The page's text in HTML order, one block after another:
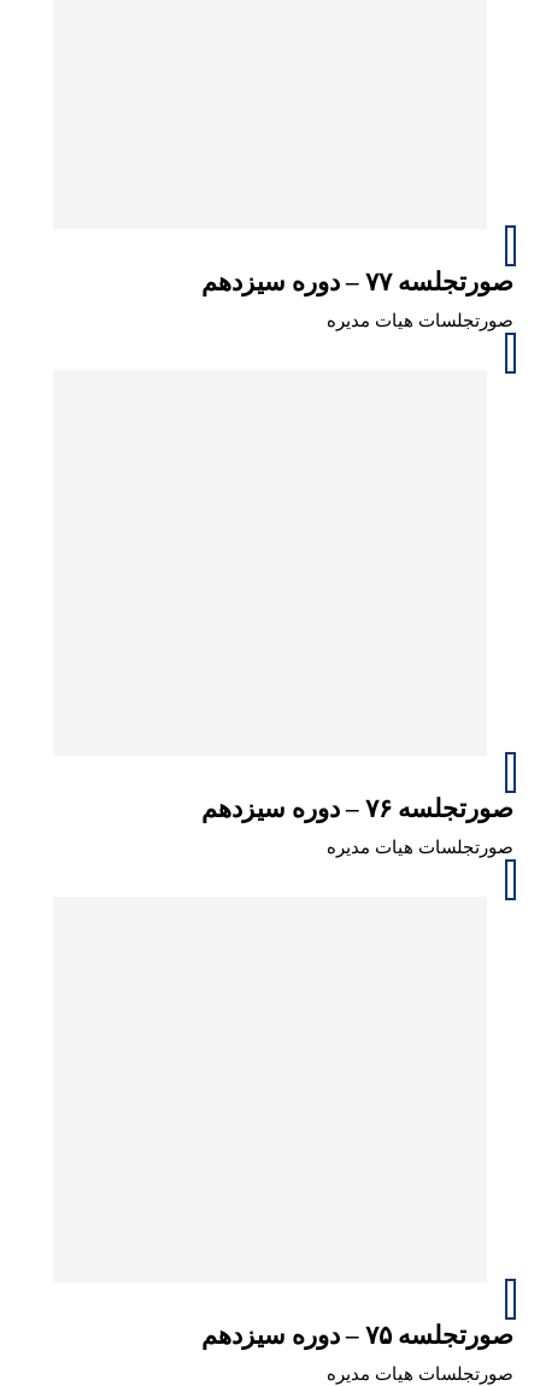
صورتجلسه ۷۷ – دوره سیزدهم
صورتجلسات هیات مدیره
صورتجلسه ۷۶ – دوره سیزدهم
صورتجلسات هیات مدیره
صورتجلسه ۷۵ – دوره سیزدهم
صورتجلسات هیات مدیره